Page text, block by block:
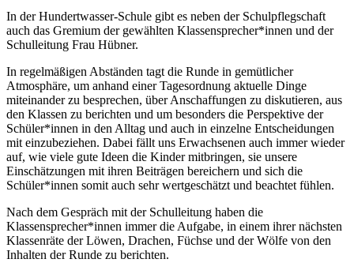
In der Hundertwasser-Schule gibt es neben der Schulpflegschaft
auch das Gremium der gewählten Klassensprecher*innen und der
Schulleitung Frau Hübner.
In regelmäßigen Abständen tagt die Runde in gemütlicher
Atmosphäre, um anhand einer Tagesordnung aktuelle Dinge
miteinander zu besprechen, über Anschaffungen zu diskutieren, aus
den Klassen zu berichten und um besonders die Perspektive der
Schüler*innen in den Alltag und auch in einzelne Entscheidungen
mit einzubeziehen. Dabei fällt uns Erwachsenen auch immer wieder
auf, wie viele gute Ideen die Kinder mitbringen, sie unsere
Einschätzungen mit ihren Beiträgen bereichern und sich die
Schüler*innen somit auch sehr wertgeschätzt und beachtet fühlen.
Nach dem Gespräch mit der Schulleitung haben die
Klassensprecher*innen immer die Aufgabe, in einem ihrer nächsten
Klassenräte der Löwen, Drachen, Füchse und der Wölfe von den
Inhalten der Runde zu berichten.